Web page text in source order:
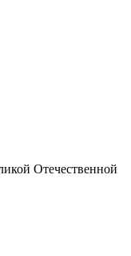
Отечественной